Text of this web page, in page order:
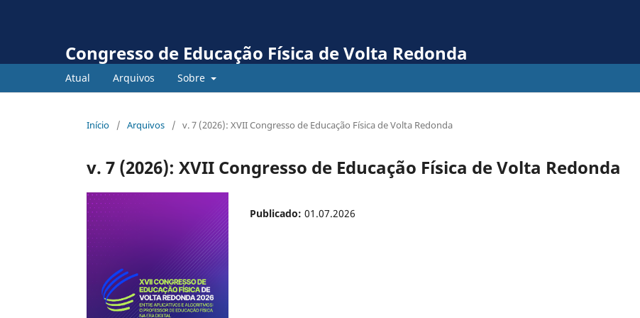
Congresso de Educação Física de Volta Redonda
Atual Arquivos Sobre
Início / Arquivos / v. 7 (2026): XVII Congresso de Educação Física de Volta Redonda
v. 7 (2026): XVII Congresso de Educação Física de Volta Redonda
Publicado: 01.07.2026